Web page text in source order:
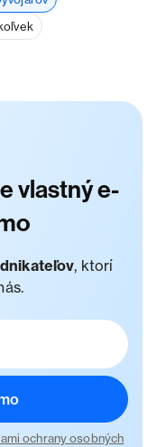
vlastný e-
, ktorí
ochrany osobných